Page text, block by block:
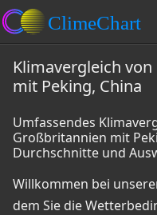
Klimavergleich
mit Peking, China
Umfassendes
Großbritannien mit
Durchschnitte und
Willkommen bei
dem Sie die